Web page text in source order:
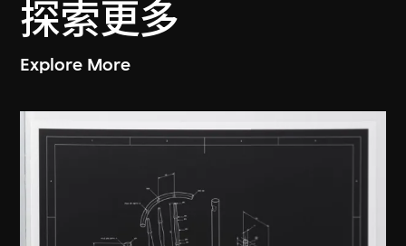
探索更多
Explore More